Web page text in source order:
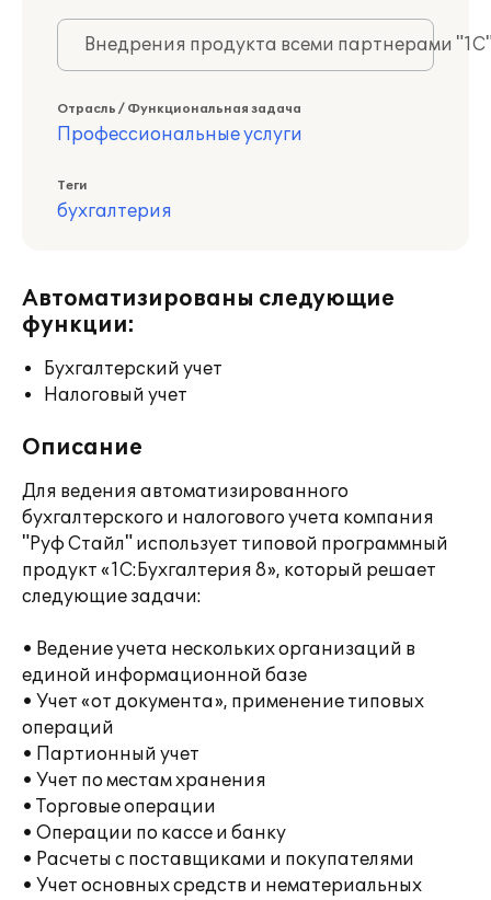
Внедрения продукта всеми партнерами
Отрасль / Функциональная задача
Профессиональные услуги
Теги
бухгалтерия
Автоматизированы следующие
функции:
Бухгалтерский учет
Налоговый учет
Описание
Для ведения автоматизированного
бухгалтерского и налогового учета компания
"Руф Стайл" использует типовой программный
продукт «1С:Бухгалтерия 8», который решает
следующие задачи:
• Ведение учета нескольких организаций в
единой информационной базе
• Учет «от документа», применение типовых
операций
• Партионный учет
• Учет по местам хранения
• Торговые операции
• Операции по кассе и банку
• Расчеты с поставщиками и покупателями
• Учет основных средств и нематериальных